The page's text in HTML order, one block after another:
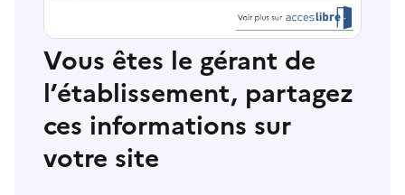
Vous êtes le gérant de
l’établissement, partagez
ces informations sur
votre site